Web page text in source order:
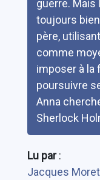
guerre. Mais
toujours
père,
comme
imposer à la
poursuivre
Anna
Sherlock
Lu par:
Jacques Moret